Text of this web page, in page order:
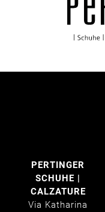
PERTINGER
SCHUHE |
CALZATURE
Via Katharina